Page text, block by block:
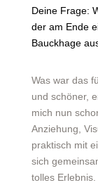
Deine Frage:
der am Ende
Bauckhage
Was war das
und schöner,
mich nun
Anziehung,
praktisch mit
sich
tolles Erlebnis.